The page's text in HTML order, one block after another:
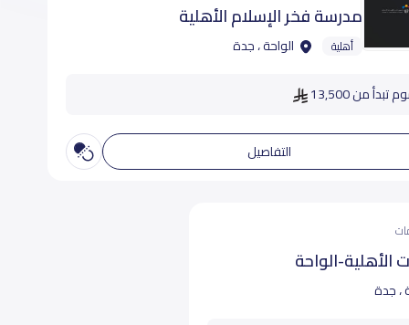
مدرسة فخر الإسلام الأهلية
أهلية الواحة ، جدة
تبدأ من 13,500
التفاصيل
الواحة
، جدة